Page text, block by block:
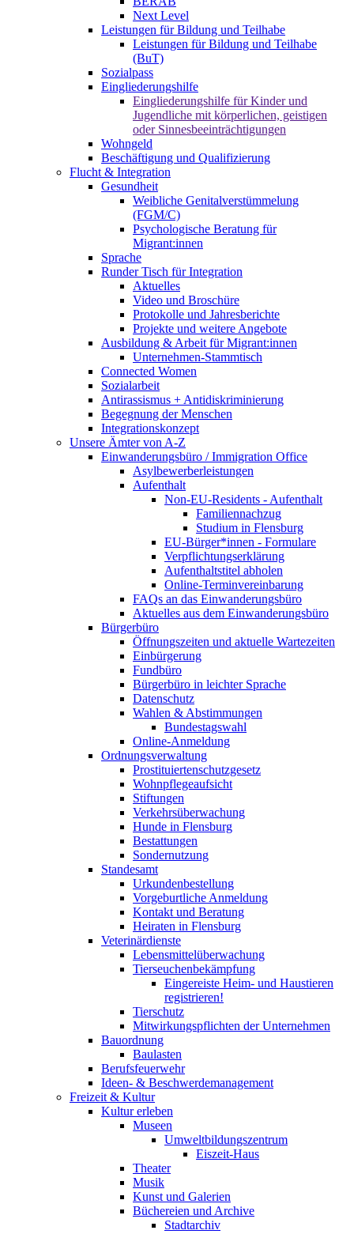
Next Level
Leistungen für Bildung und Teilhabe
Leistungen für Bildung und Teilhabe
(BuT)
Sozialpass
Eingliederungshilfe
Eingliederungshilfe für Kinder und
Jugendliche mit körperlichen, geistigen
oder Sinnesbeeinträchtigungen
Wohngeld
Beschäftigung und Qualifizierung
Flucht & Integration
Gesundheit
Weibliche Genitalverstümmelung
(FGM/C)
Psychologische Beratung für
Migrant:innen
Sprache
Runder Tisch für Integration
Aktuelles
Video und Broschüre
Protokolle und Jahresberichte
Projekte und weitere Angebote
Ausbildung & Arbeit für Migrant:innen
Unternehmen-Stammtisch
Connected Women
Sozialarbeit
Antirassismus + Antidiskriminierung
Begegnung der Menschen
Integrationskonzept
Unsere Ämter von A-Z
Einwanderungsbüro / Immigration Office
Asylbewerberleistungen
Aufenthalt
Non-EU-Residents - Aufenthalt
Familiennachzug
Studium in Flensburg
EU-Bürger*innen - Formulare
Verpflichtungserklärung
Aufenthaltstitel abholen
Online-Terminvereinbarung
FAQs an das Einwanderungsbüro
Aktuelles aus dem Einwanderungsbüro
Bürgerbüro
Öffnungszeiten und aktuelle Wartezeiten
Einbürgerung
Fundbüro
Bürgerbüro in leichter Sprache
Datenschutz
Wahlen & Abstimmungen
Bundestagswahl
Online-Anmeldung
Ordnungsverwaltung
Prostituiertenschutzgesetz
Wohnpflegeaufsicht
Stiftungen
Verkehrsüberwachung
Hunde in Flensburg
Bestattungen
Sondernutzung
Standesamt
Urkundenbestellung
Vorgeburtliche Anmeldung
Kontakt und Beratung
Heiraten in Flensburg
Veterinärdienste
Lebensmittelüberwachung
Tierseuchenbekämpfung
Eingereiste Heim- und Haustieren
registrieren!
Tierschutz
Mitwirkungspflichten der Unternehmen
Bauordnung
Baulasten
Berufsfeuerwehr
Ideen- & Beschwerdemanagement
Freizeit & Kultur
Kultur erleben
Museen
Umweltbildungszentrum
Eiszeit-Haus
Theater
Musik
Kunst und Galerien
Büchereien und Archive
Stadtarchiv